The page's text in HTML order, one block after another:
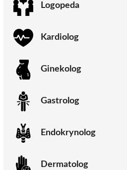
Logopeda
Kardiolog
Ginekolog
Gastrolog
Endokrynolog
Dermatolog